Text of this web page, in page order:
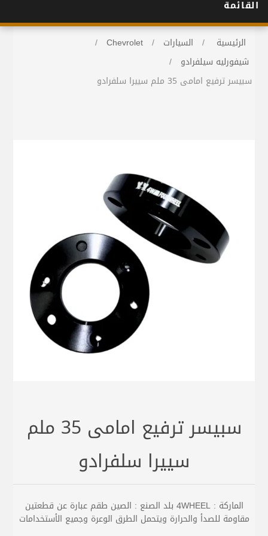
القائمة
الرئيسية / السيارات /
Chevrolet
/
شيفورليه سيلفرادو
/
سبيسر ترفيع امامى 35 ملم سييرا سلفرادو
سبيسر ترفيع امامى 35 ملم
سييرا سلفرادو
الماركة : 4WHEEL بلد الصنع : الصين طقم عبارة عن قطعتين
مقاومة للصدأ والحرارة ويتحمل الطرق الوعرة وجميع الأستخدامات